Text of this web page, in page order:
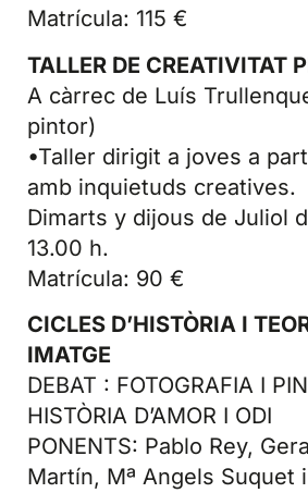
Matrícula: 115 €
TALLER DE CREATIVITAT
A càrrec de Luís
pintor)
•Taller dirigit a joves a
amb inquietuds creatives.
Dimarts y dijous de Juliol
13.00 h.
Matrícula: 90 €
CICLES D’HISTÒRIA I
IMATGE
DEBAT : FOTOGRAFIA I
HISTÒRIA D’AMOR I ODI
PONENTS: Pablo Rey,
Martín, Mª Angels Suquet